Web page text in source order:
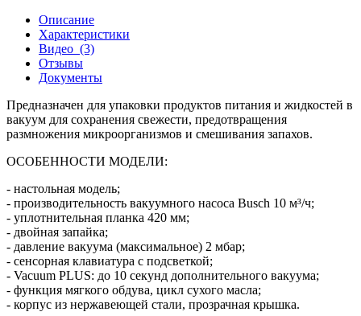
Описание
Характеристики
Видео (3)
Отзывы
Документы
Предназначен для упаковки продуктов питания и жидкостей в
вакуум для сохранения свежести, предотвращения
размножения микроорганизмов и смешивания запахов.
ОСОБЕННОСТИ МОДЕЛИ:
- настольная модель;
- производительность вакуумного насоса Busch 10 м³/ч;
- уплотнительная планка 420 мм;
- двойная запайка;
- давление вакуума (максимальное) 2 мбар;
- сенсорная клавиатура с подсветкой;
- Vacuum PLUS: до 10 секунд дополнительного вакуума;
- функция мягкого обдува, цикл сухого масла;
- корпус из нержавеющей стали, прозрачная крышка.